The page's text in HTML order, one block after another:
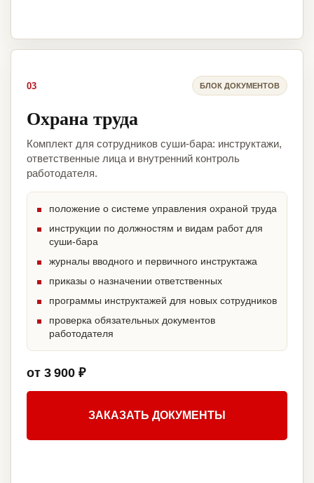
03 БЛОК ДОКУМЕНТОВ
Охрана труда
Комплект для сотрудников суши-бара: инструктажи,
ответственные лица и внутренний контроль
работодателя.
положение о системе управления охраной труда
инструкции по должностям и видам работ для
суши-бара
журналы вводного и первичного инструктажа
приказы о назначении ответственных
программы инструктажей для новых сотрудников
проверка обязательных документов
работодателя
от 3 900 ₽
ЗАКАЗАТЬ ДОКУМЕНТЫ